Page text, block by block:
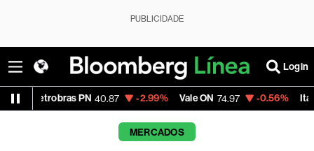
PUBLICIDADE
Login
40.87 -2.99% Vale ON 74.97 -0.56% Itaú PN 40.75
MERCADOS